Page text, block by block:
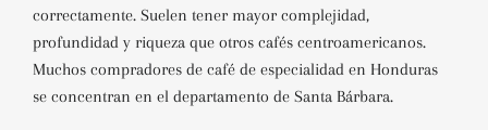
correctamente. Suelen tener mayor complejidad,
profundidad y riqueza que otros cafés centroamericanos.
Muchos compradores de café de especialidad en Honduras
se concentran en el departamento de Santa Bárbara.